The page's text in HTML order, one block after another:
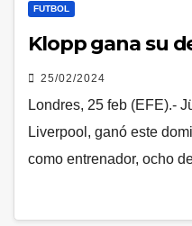
FUTBOL
Klopp gana su
25/02/2024
Londres, 25 feb (EFE).-
Liverpool, ganó este
como entrenador, ocho